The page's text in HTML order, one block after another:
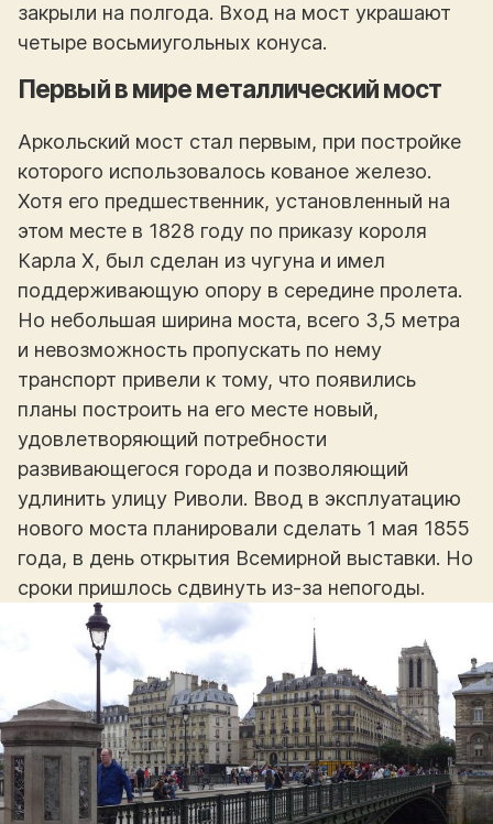
закрыли на полгода. Вход на мост украшают
четыре восьмиугольных конуса.
Первый в мире металлический мост
Аркольский мост стал первым, при постройке
которого использовалось кованое железо.
Хотя его предшественник, установленный на
этом месте в 1828 году по приказу короля
Карла Х, был сделан из чугуна и имел
поддерживающую опору в середине пролета.
Но небольшая ширина моста, всего 3,5 метра
и невозможность пропускать по нему
транспорт привели к тому, что появились
планы построить на его месте новый,
удовлетворяющий потребности
развивающегося города и позволяющий
удлинить улицу Риволи. Ввод в эксплуатацию
нового моста планировали сделать 1 мая 1855
года, в день открытия Всемирной выставки. Но
сроки пришлось сдвинуть из-за непогоды.